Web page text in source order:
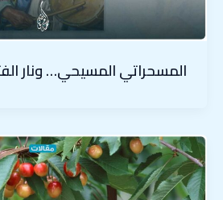
المسحراتي المسيحي… ونار